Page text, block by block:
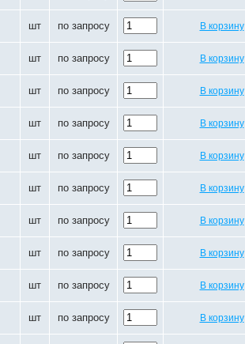
шт по запросу В корзину
шт по запросу В корзину
шт по запросу В корзину
шт по запросу В корзину
шт по запросу В корзину
шт по запросу В корзину
шт по запросу В корзину
шт по запросу В корзину
шт по запросу В корзину
шт по запросу В корзину